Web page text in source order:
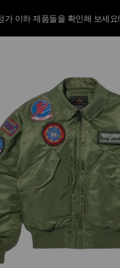
가 이하 제품들을 확인해 보세요!